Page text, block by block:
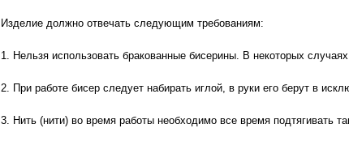
Изделие должно отвечать следующим требованиям:
1. Нельзя использовать бракованные бисерины. В некоторых
2. При работе бисер следует набирать иглой, в руки его берут в
3. Нить (нити) во время работы необходимо все время подтягивать